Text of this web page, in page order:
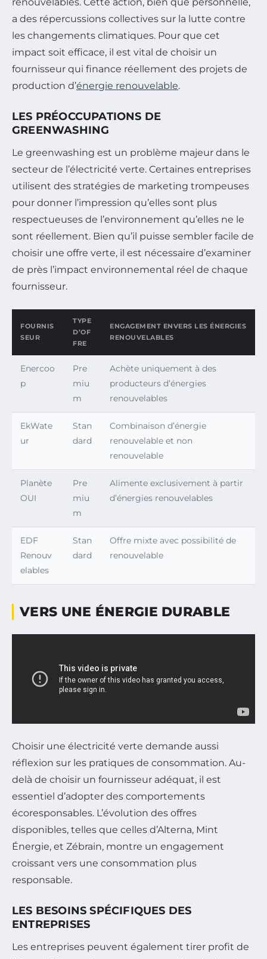
renouvelables. Cette action, bien que personnelle,
a des répercussions collectives sur la lutte contre
les changements climatiques. Pour que cet
impact soit efficace, il est vital de choisir un
fournisseur qui finance réellement des projets de
production d’énergie renouvelable.
LES PRÉOCCUPATIONS DE
GREENWASHING
Le greenwashing est un problème majeur dans le
secteur de l’électricité verte. Certaines entreprises
utilisent des stratégies de marketing trompeuses
pour donner l’impression qu’elles sont plus
respectueuses de l’environnement qu’elles ne le
sont réellement. Bien qu’il puisse sembler facile de
choisir une offre verte, il est nécessaire d’examiner
de près l’impact environnemental réel de chaque
fournisseur.
FOURNIS
SEUR
TYPE
D’OF
FRE
ENGAGEMENT ENVERS LES ÉNERGIES
RENOUVELABLES
Enercoo
p
Pre
miu
m
Achète uniquement à des
producteurs d’énergies
renouvelables
EkWate
ur
Stan
dard
Combinaison d’énergie
renouvelable et non
renouvelable
Planète
OUI
Pre
miu
m
Alimente exclusivement à partir
d’énergies renouvelables
EDF
Renouv
elables
Stan
dard
Offre mixte avec possibilité de
renouvelable
VERS UNE ÉNERGIE DURABLE
Choisir une électricité verte demande aussi
réflexion sur les pratiques de consommation. Au-
delà de choisir un fournisseur adéquat, il est
essentiel d’adopter des comportements
écoresponsables. L’évolution des offres
disponibles, telles que celles d’Alterna, Mint
Énergie, et Zébrain, montre un engagement
croissant vers une consommation plus
responsable.
LES BESOINS SPÉCIFIQUES DES
ENTREPRISES
Les entreprises peuvent également tirer profit de